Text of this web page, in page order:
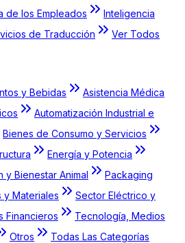
de los Empleados
Inteligencia
de Traducción
Ver Todos
y Bebidas
Asistencia Médica
Automatización Industrial e
Bienes de Consumo y Servicios
Energía y Potencia
y Bienestar Animal
Packaging
y Materiales
Sector Eléctrico y
Financieros
Tecnología, Medios
Otros
Todas Las Categorías